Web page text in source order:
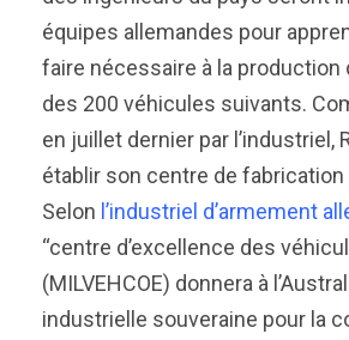
équipes allemandes pour
faire nécessaire à la production
des 200 véhicules suivants.
en juillet dernier par l’industriel,
établir son centre de fabrication
Selon l’industriel d’armement
“centre d’excellence des
(MILVEHCOE) donnera à
industrielle souveraine pour la